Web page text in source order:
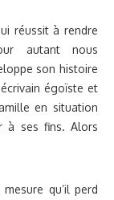
réussit à rendre
autant nous
son histoire
égoïste et
en situation
à ses fins. Alors
qu’il perd